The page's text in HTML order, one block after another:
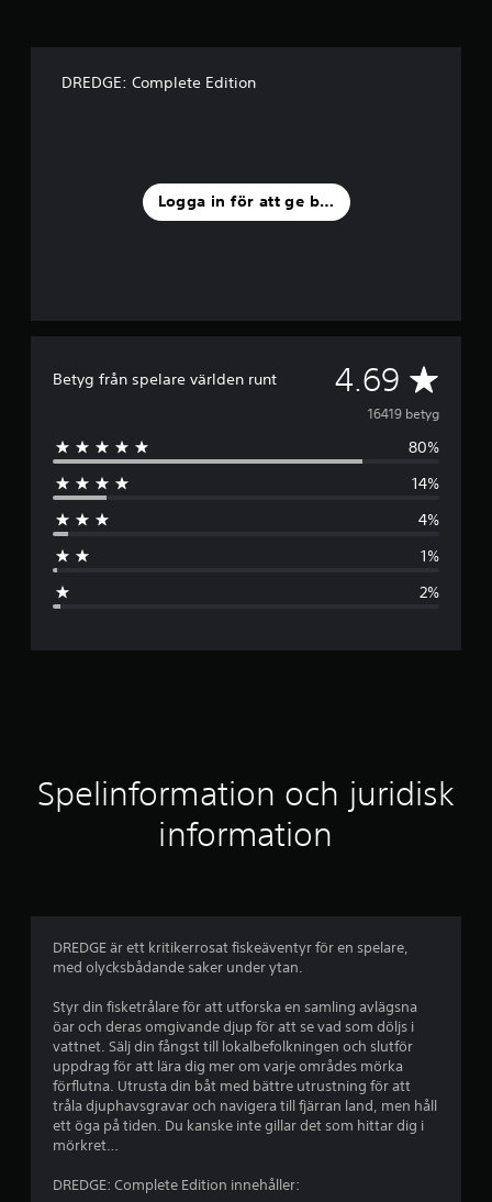
DREDGE: Complete Edition
Logga in för att ge betyg
Betyg från spelare världen runt 4.69 G
e
n
o
i
l
b
t
y
g
16419 betyg
80%
14%
4%
1%
2%
Spelinformation och juridisk
information
DREDGE är ett kritikerrosat fiskeäventyr för en spelare,
med olycksbådande saker under ytan.
Styr din fisketrålare för att utforska en samling avlägsna
öar och deras omgivande djup för att se vad som döljs i
vattnet. Sälj din fångst till lokalbefolkningen och slutför
uppdrag för att lära dig mer om varje områdes mörka
förflutna. Utrusta din båt med bättre utrustning för att
tråla djuphavsgravar och navigera till fjärran land, men håll
ett öga på tiden. Du kanske inte gillar det som hittar dig i
mörkret…
DREDGE: Complete Edition innehåller: